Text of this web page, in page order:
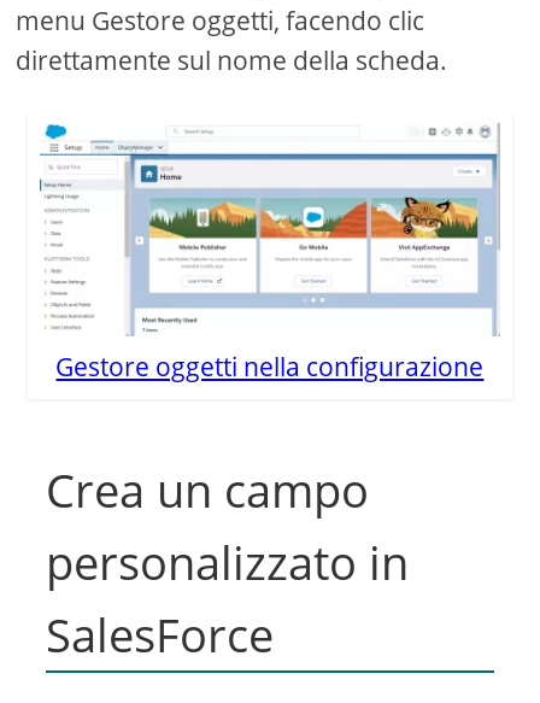
menu Gestore oggetti, facendo clic
direttamente sul nome della scheda.
Gestore oggetti nella configurazione
Crea un campo
personalizzato in
SalesForce